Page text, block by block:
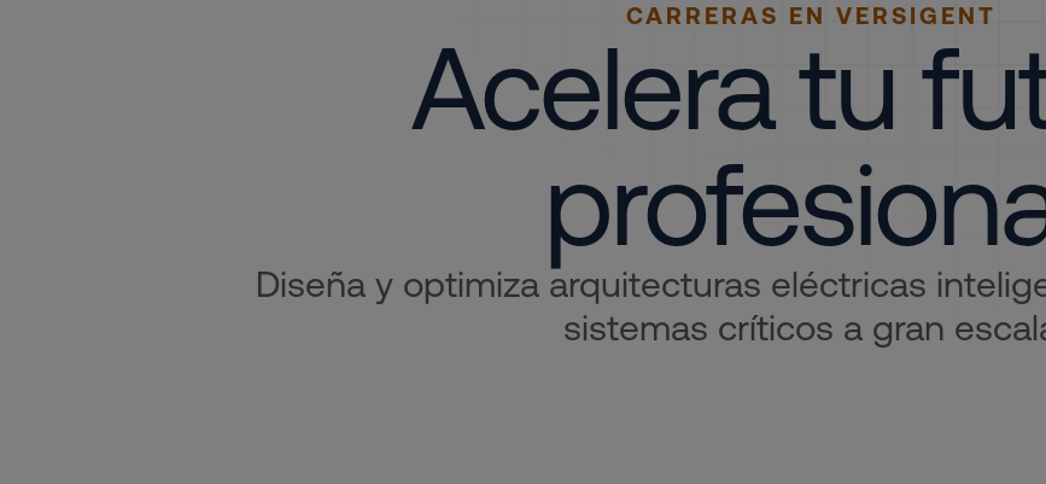
CARRERAS EN VERSIGENT
Acelera tu
Diseña y optimiza arquitecturas eléctricas
sistemas críticos a gran